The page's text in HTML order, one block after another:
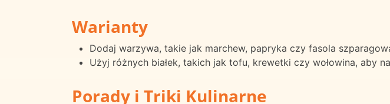
Warianty
Dodaj warzywa, takie jak marchew, papryka czy fasola
Użyj różnych białek, takich jak tofu, krewetki czy wołowina, aby
Porady i Triki Kulinarne